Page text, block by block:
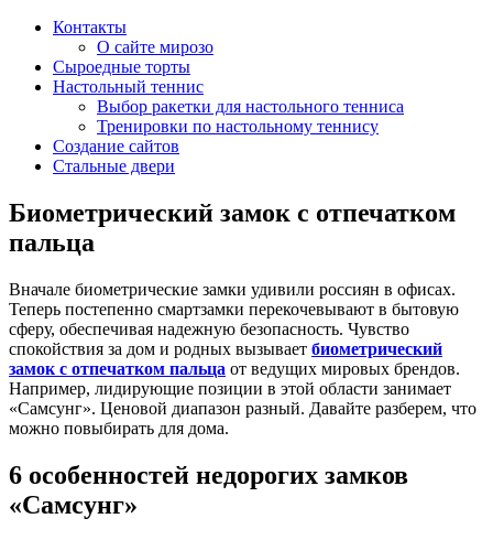
Контакты
О сайте мирозо
Сыроедные торты
Настольный теннис
Выбор ракетки для настольного тенниса
Тренировки по настольному теннису
Создание сайтов
Стальные двери
Биометрический замок с отпечатком
пальца
Вначале биометрические замки удивили россиян в офисах.
Теперь постепенно смартзамки перекочевывают в бытовую
сферу, обеспечивая надежную безопасность. Чувство
спокойствия за дом и родных вызывает биометрический
замок с отпечатком пальца от ведущих мировых брендов.
Например, лидирующие позиции в этой области занимает
«Самсунг». Ценовой диапазон разный. Давайте разберем, что
можно повыбирать для дома.
6 особенностей недорогих замков
«Самсунг»